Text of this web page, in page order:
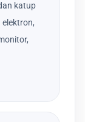
katup